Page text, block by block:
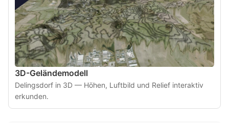
3D-Geländemodell
Delingsdorf in 3D — Höhen, Luftbild und Relief interaktiv
erkunden.